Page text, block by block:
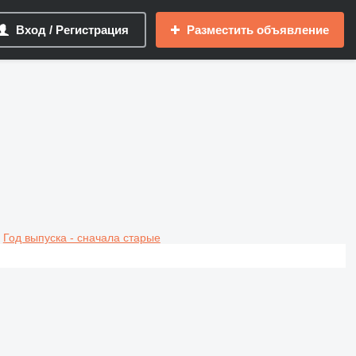
Вход / Регистрация Разместить объявление
Год выпуска - сначала старые